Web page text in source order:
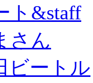
ト&staff
さん
ビートル